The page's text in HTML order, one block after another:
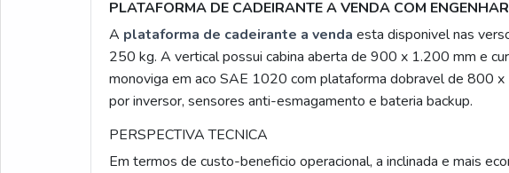
PLATAFORMA DE CADEIRANTE A VENDA COM
A plataforma de cadeirante a venda esta disponivel nas
250 kg. A vertical possui cabina aberta de 900 x 1.200 mm e
monoviga em aco SAE 1020 com plataforma dobravel de 800
por inversor, sensores anti-esmagamento e bateria backup.
PERSPECTIVA TECNICA
Em termos de custo-beneficio operacional, a inclinada e mais